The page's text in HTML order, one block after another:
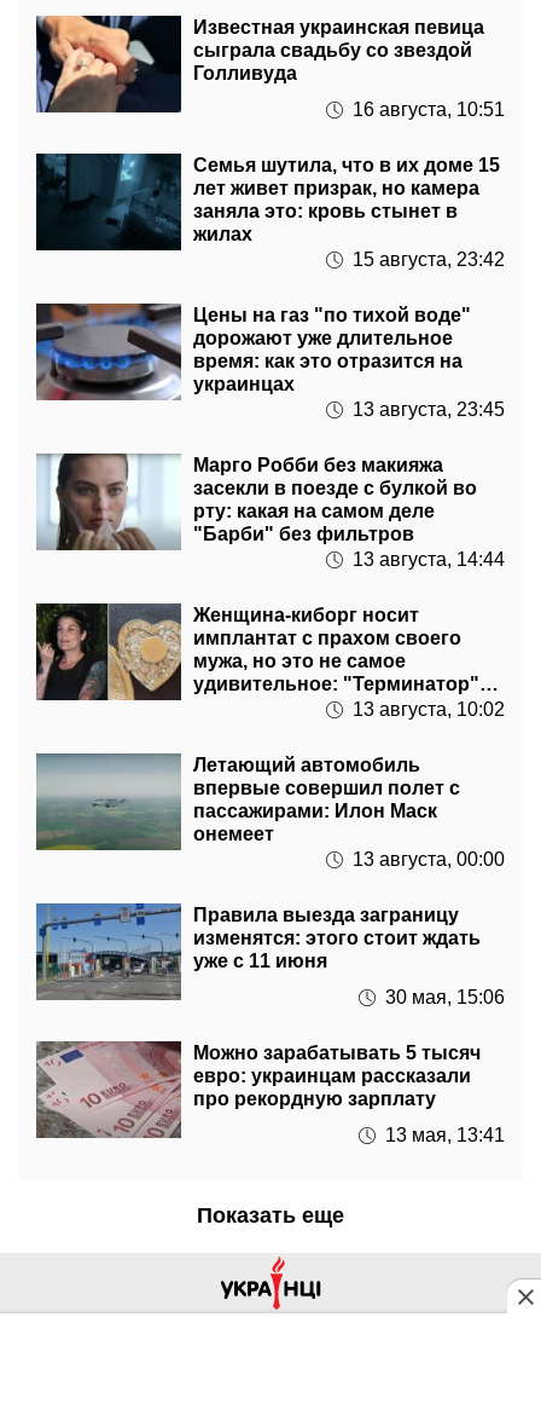
Голливуда
16 августа, 10:51
Семья шутила, что в их доме 15
заняла это: кровь стынет в
жилах
15 августа, 23:42
Цены на газ "по тихой воде"
время: как это отразится на
украинцах
13 августа, 23:45
Марго Робби без макияжа
рту: какая на самом деле
"Барби" без фильтров
13 августа, 14:44
Женщина-киборг носит
мужа, но это не самое
удивительное: "Терминатор"
отдыхает
13 августа, 10:02
Летающий автомобиль
пассажирами: Илон Маск
онемеет
13 августа, 00:00
Правила выезда заграницу
уже с 11 июня
30 мая, 15:06
Можно зарабатывать 5 тысяч
про рекордную зарплату
13 мая, 13:41